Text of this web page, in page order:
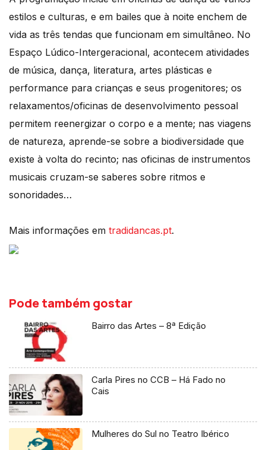
estilos e culturas, e em bailes que à noite enchem de
vida as três tendas que funcionam em simultâneo. No
Espaço Lúdico-Intergeracional, acontecem atividades
de música, dança, literatura, artes plásticas e
performance para crianças e seus progenitores; os
relaxamentos/oficinas de desenvolvimento pessoal
permitem reenergizar o corpo e a mente; nas viagens
de natureza, aprende-se sobre a biodiversidade que
existe à volta do recinto; nas oficinas de instrumentos
musicais cruzam-se saberes sobre ritmos e
sonoridades…
Mais informações em tradidancas.pt.
Pode também gostar
Bairro das Artes – 8ª Edição
Carla Pires no CCB – Há Fado no
Cais
Mulheres do Sul no Teatro Ibérico